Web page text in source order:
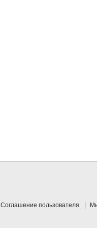
Соглашение пользователя